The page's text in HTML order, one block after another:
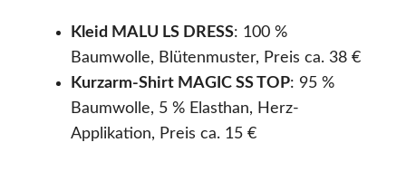
Kleid MALU LS DRESS: 100 %
Baumwolle, Blütenmuster, Preis ca. 38 €
Kurzarm-Shirt MAGIC SS TOP: 95 %
Baumwolle, 5 % Elasthan, Herz-
Applikation, Preis ca. 15 €